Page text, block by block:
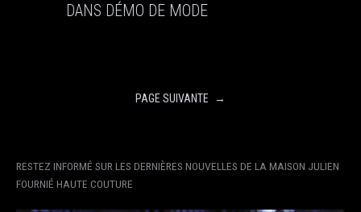
DANS DÉMO DE MODE
PAGE SUIVANTE →
RESTEZ INFORMÉ SUR LES DERNIÈRES NOUVELLES DE LA MAISON JULIEN
FOURNIÉ HAUTE COUTURE